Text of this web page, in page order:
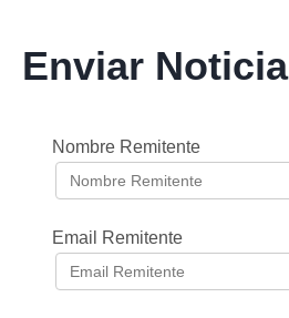
Enviar Noticia
Nombre Remitente
Email Remitente